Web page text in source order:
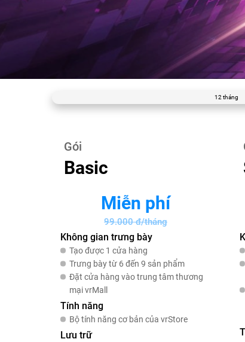
12 tháng
Gói
Basic
Miễn phí
99.000đ/tháng
Không gian trưng bày
Tạo được 1 cửa hàng
Trưng bày từ 6 đến 9 sản phẩm
Đặt cửa hàng vào trung tâm thương
mại vrMall
Tính năng
Bộ tính năng cơ bản của vrStore
Lưu trữ